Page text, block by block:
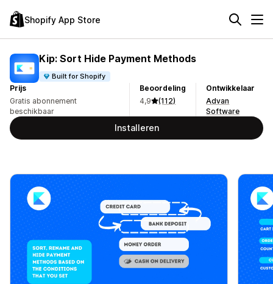
Shopify App Store
Kip: Sort Hide Payment Methods
Built for Shopify
Prijs
Gratis abonnement
beschikbaar
Beoordeling
4,9
(112)
Ontwikkelaar
Advan
Software
Installeren